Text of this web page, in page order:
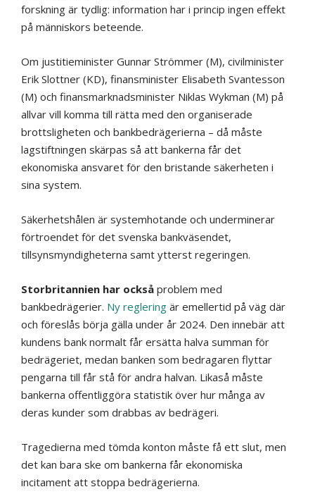
forskning är tydlig: information har i princip ingen effekt
på människors beteende.
Om justitieminister Gunnar Strömmer (M), civilminister
Erik Slottner (KD), finans­minister Elisabeth Svantesson
(M) och finansmarknadsminister Niklas Wykman (M) på
allvar vill komma till rätta med den organiserade
brottsligheten och bankbedrägerierna – då måste
lagstiftningen skärpas så att bankerna får det
ekonomiska ansvaret för den bristande säkerheten i
sina system.
Säkerhetshålen är systemhotande och underminerar
förtroendet för det svenska bankväsendet,
tillsynsmyndig­heterna samt ytterst regeringen.
Storbritannien har också problem med
bankbedrägerier. Ny reglering är emellertid på väg där
och föreslås börja gälla under år 2024. Den innebär att
kundens bank normalt får ersätta halva summan för
bedrägeriet, medan banken som bedragaren flyttar
pengarna till får stå för andra halvan. Likaså måste
bankerna offentliggöra statistik över hur många av
deras kunder som drabbas av bedrägeri.
Tragedierna med tömda konton måste få ett slut, men
det kan bara ske om bankerna får ekonomiska
incitament att stoppa bedrägerierna.